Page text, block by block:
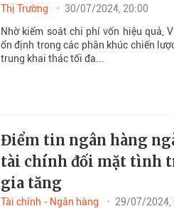
Thị Trường
30/07/2024, 20:00
Nhờ kiểm soát chi phí vốn hiệu quả,
ổn định trong các phân khúc chiến
trung khai thác tối đa...
Điểm tin ngân hàng
tài chính đối mặt tình
gia tăng
Tài chính - Ngân hàng
29/07/2024,